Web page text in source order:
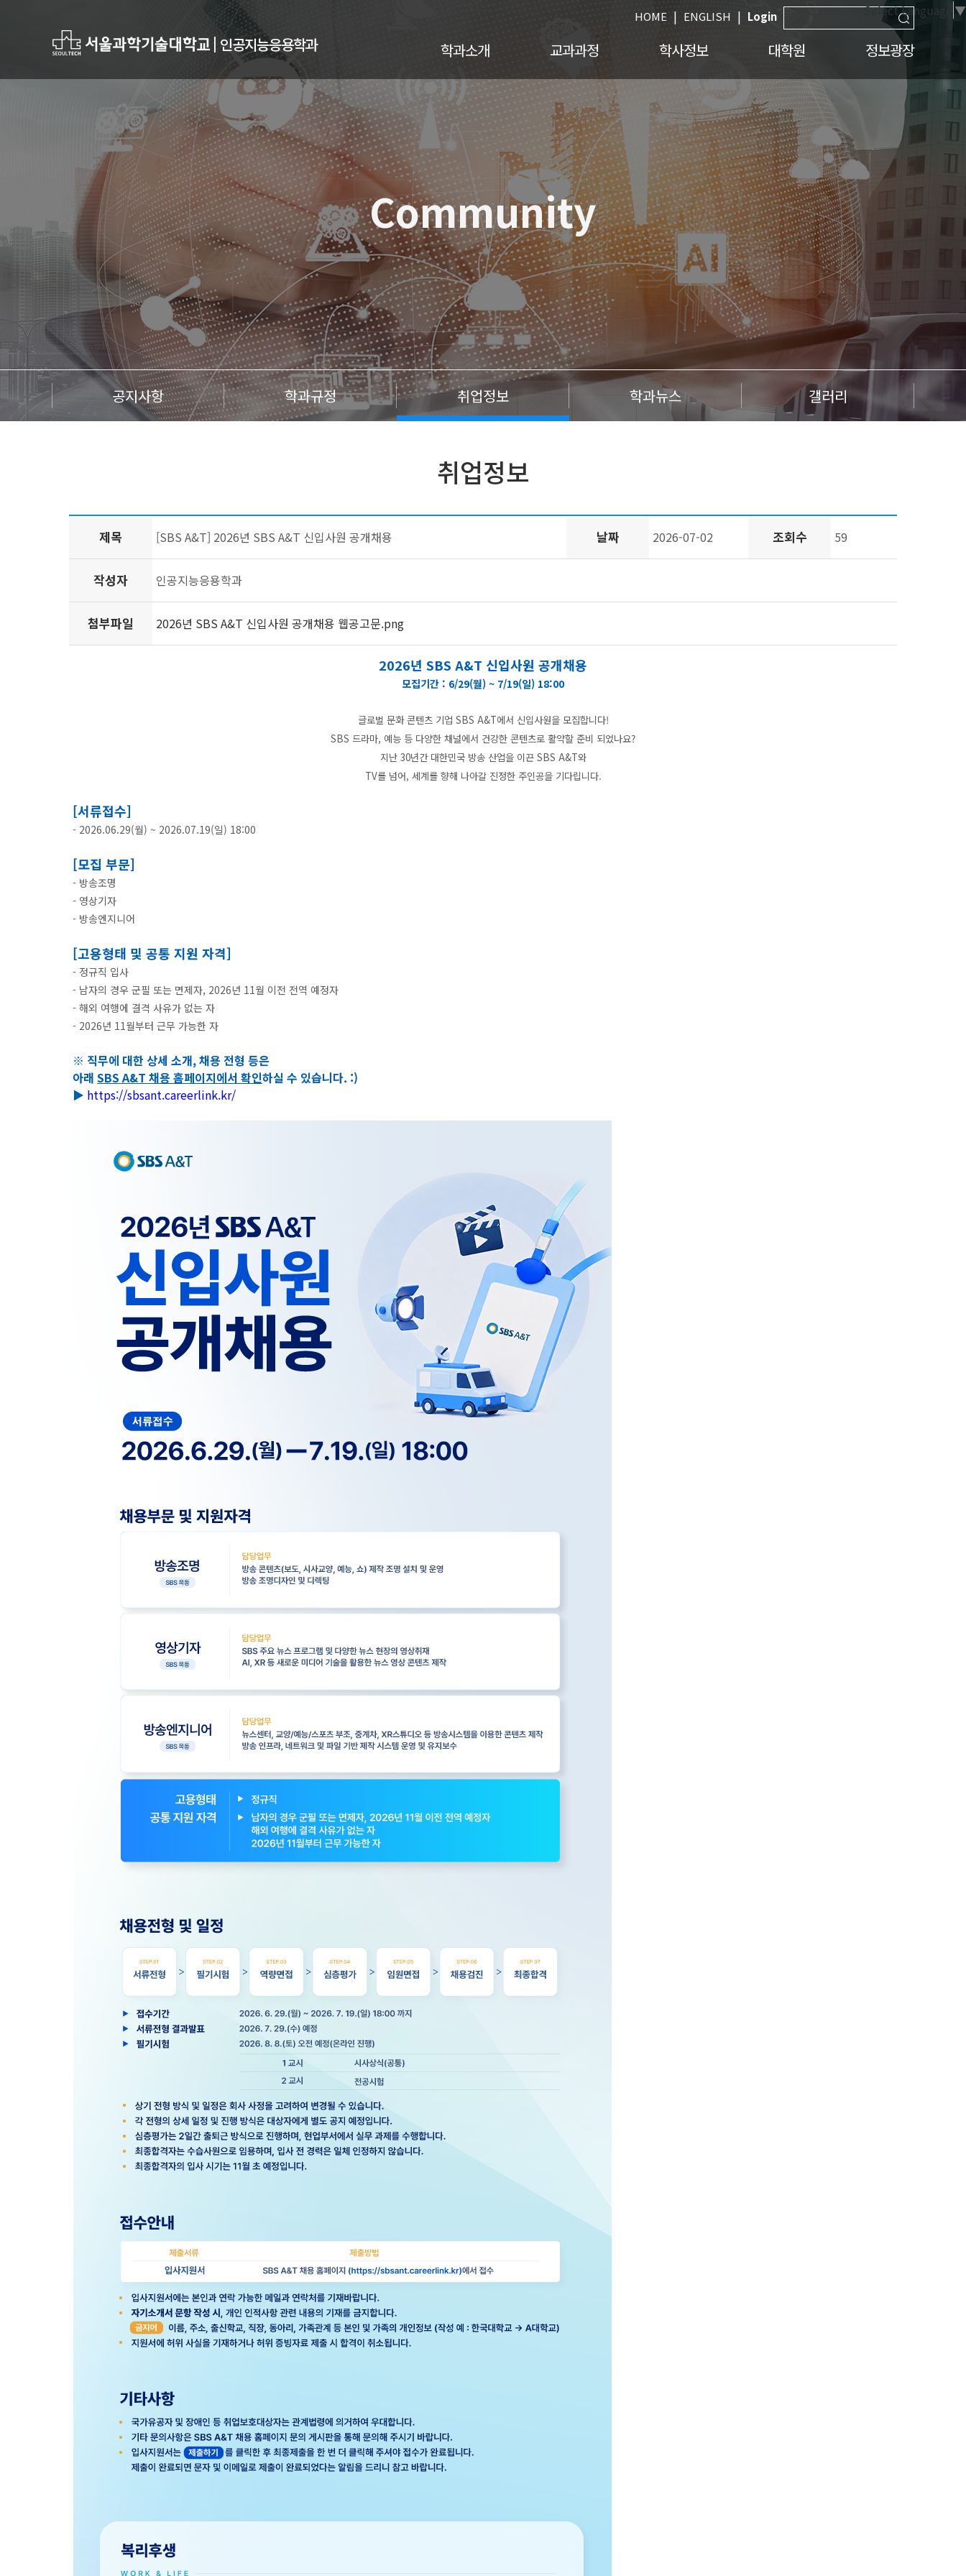
Select Language ▼
HOME | ENGLISH | Login
| 인공지능응용학과 학과소개 교과과정 학사정보 대학원 정보광장
Community
공지사항 학과규정 취업정보 학과뉴스 갤러리
취업정보
제목 [SBS A&T] 2026년 SBS A&T 신입사원 공개채용 날짜 2026-07-02 조회수 59
작성자 인공지능응용학과
첨부파일 2026년 SBS A&T 신입사원 공개채용 웹공고문.png
2026년 SBS A&T 신입사원 공개채용
모집기간 : 6/29(월) ~ 7/19(일) 18:00
글로벌 문화 콘텐츠 기업 SBS A&T에서 신입사원을 모집합니다!
SBS 드라마, 예능 등 다양한 채널에서 건강한 콘텐츠로 활약할 준비 되었나요?
지난 30년간 대한민국 방송 산업을 이끈 SBS A&T와
TV를 넘어, 세계를 향해 나아갈 진정한 주인공을 기다립니다.
[서류접수]
- 2026.06.29(월) ~ 2026.07.19(일) 18:00
[모집 부문]
- 방송조명
- 영상기자
- 방송엔지니어
[고용형태 및 공통 지원 자격]
- 정규직 입사
- 남자의 경우 군필 또는 면제자, 2026년 11월 이전 전역 예정자
- 해외 여행에 결격 사유가 없는 자
- 2026년 11월부터 근무 가능한 자
※ 직무에 대한 상세 소개, 채용 전형 등은
아래 SBS A&T 채용 홈페이지에서 확인하실 수 있습니다. :)
▶ https://sbsant.careerlink.kr/